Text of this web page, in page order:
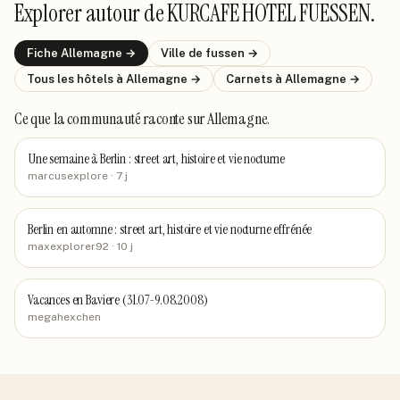
Explorer autour deKURCAFE HOTEL FUESSEN.
Fiche Allemagne → Ville de fussen →
Tous les hôtels à Allemagne → Carnets à Allemagne →
Ce que la communauté racontesur Allemagne.
Une semaine à Berlin : street art, histoire et vie nocturne
marcusexplore · 7 j
Berlin en automne : street art, histoire et vie nocturne effrénée
maxexplorer92 · 10 j
Vacances en Baviere (31.07-9.08.2008)
megahexchen